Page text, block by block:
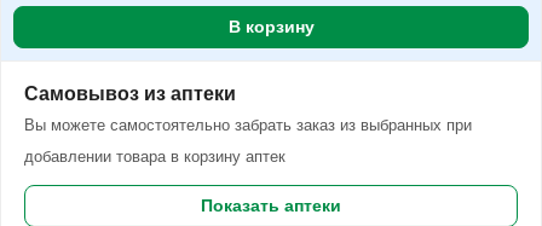
В корзину
Самовывоз из аптеки
Вы можете самостоятельно забрать заказ из выбранных при
добавлении товара в корзину аптек
Показать аптеки